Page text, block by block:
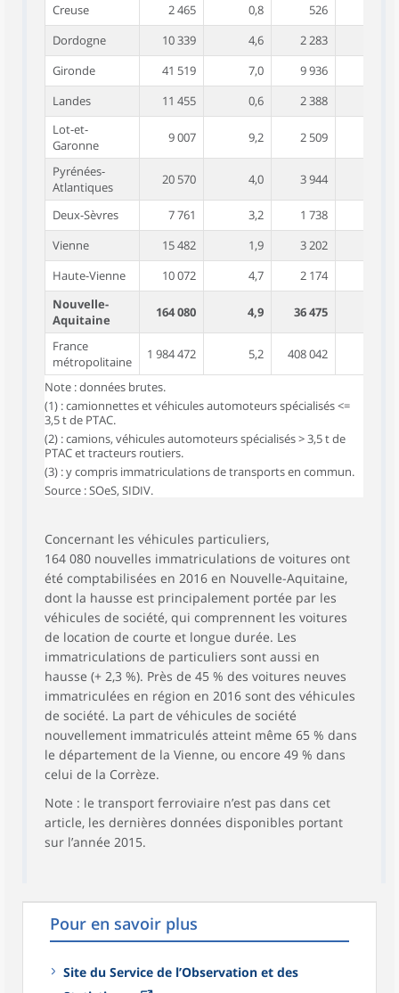
Creuse
2 465 0,8 526
Dordogne
10 339 4,6 2 283
Gironde
41 519 7,0 9 936
Landes
11 455 0,6 2 388
Lot-et-
Garonne
9 007 9,2 2 509
Pyrénées-
Atlantiques
20 570 4,0 3 944
Deux-Sèvres 7 761 3,2 1 738
Vienne
15 482 1,9 3 202
Haute-Vienne
10 072 4,7 2 174
Nouvelle-
Aquitaine
164 080 4,9 36 475
France
métropolitaine
1 984 472 5,2 408 042
Note : données brutes.
(1) : camionnettes et véhicules automoteurs spécialisés <=
3,5 t de PTAC.
(2) : camions, véhicules automoteurs spécialisés > 3,5 t de
PTAC et tracteurs routiers.
(3) : y compris immatriculations de transports en commun.
Source : SOeS, SIDIV.
Concernant les véhicules particuliers,
164 080 nouvelles immatriculations de voitures ont
été comptabilisées en 2016 en Nouvelle-Aquitaine,
dont la hausse est principalement portée par les
véhicules de société, qui comprennent les voitures
de location de courte et longue durée. Les
immatriculations de particuliers sont aussi en
hausse (+ 2,3 %). Près de 45 % des voitures neuves
immatriculées en région en 2016 sont des véhicules
de société. La part de véhicules de société
nouvellement immatriculés atteint même 65 % dans
le département de la Vienne, ou encore 49 % dans
celui de la Corrèze.
Note : le transport ferroviaire n’est pas dans cet
article, les dernières données disponibles portant
sur l’année 2015.
Pour en savoir plus
Site du Service de l’Observation et des